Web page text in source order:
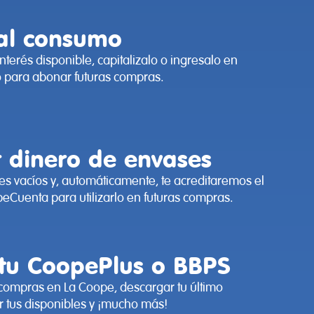
consumo
disponible, capitalizalo o ingresalo en
para abonar futuras compras.
de envases
vacíos y, automáticamente, te acreditaremos el
para utilizarlo en futuras compras.
CoopePlus o BBPS
en La Coope, descargar tu último
tus disponibles y ¡mucho más!